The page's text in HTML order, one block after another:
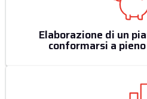
Elaborazione di un
conformarsi a